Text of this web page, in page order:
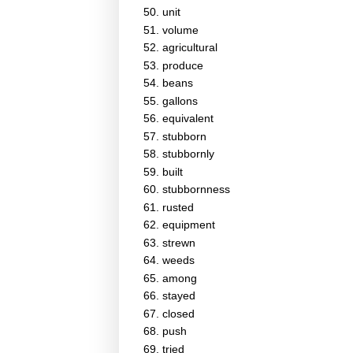
unit
volume
agricultural
produce
beans
gallons
equivalent
stubborn
stubbornly
built
stubbornness
rusted
equipment
strewn
weeds
among
stayed
closed
push
tried